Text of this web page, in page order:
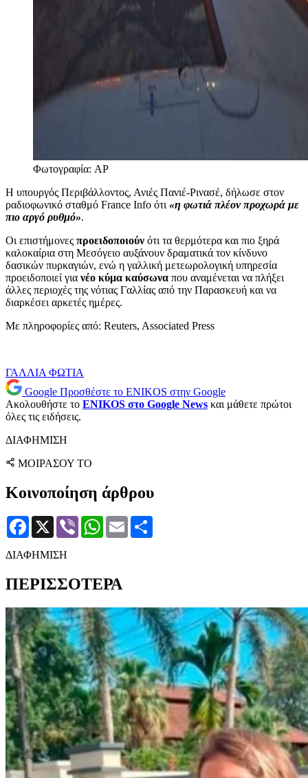
Φωτογραφία: AP
Η υπουργός Περιβάλλοντος, Ανιές Πανιέ-Ρινασέ, δήλωσε στον
ραδιοφωνικό σταθμό France Info ότι «η φωτιά πλέον προχωρά με
πιο αργό ρυθμό».
Οι επιστήμονες προειδοποιούν ότι τα θερμότερα και πιο ξηρά
καλοκαίρια στη Μεσόγειο αυξάνουν δραματικά τον κίνδυνο
δασικών πυρκαγιών, ενώ η γαλλική μετεωρολογική υπηρεσία
προειδοποιεί για νέο κύμα καύσωνα που αναμένεται να πλήξει
άλλες περιοχές της νότιας Γαλλίας από την Παρασκευή και να
διαρκέσει αρκετές ημέρες.
Με πληροφορίες από: Reuters, Associated Press
ΓΑΛΛΙΑ ΦΩΤΙΑ
Google Προσθέστε το ENIKOS στην Google
Ακολουθήστε το ENIKOS στο Google News και μάθετε πρώτοι
όλες τις ειδήσεις.
ΔΙΑΦΗΜΙΣΗ
ΜΟΙΡΑΣΟΥ ΤΟ
Κοινοποίηση άρθρου
Facebook
X Viber WhatsApp
Email
ΔΙΑΦΗΜΙΣΗ
ΠΕΡΙΣΣΟΤΕΡΑ